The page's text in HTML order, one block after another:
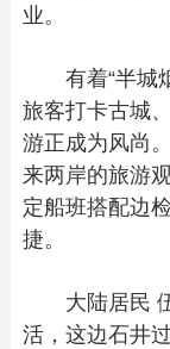
业。
有着“半城烟
旅客打卡古城
游正成为风尚
来两岸的旅游
定船班搭配边
捷。
大陆居民 伍
活，这边石井